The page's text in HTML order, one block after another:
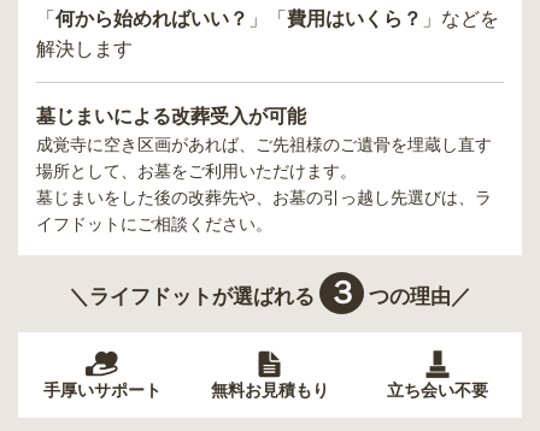
「 何から始めればいい？ 」「 費用はいくら？ 」などを
解決します
墓じまいによる改葬受入が可能
成覚寺に空き区画があれば、ご先祖様のご遺骨を埋蔵し直す
場所として、お墓をご利用いただけます。
墓じまいをした後の改葬先や、お墓の引っ越し先選びは、ラ
イフドットにご相談ください。
＼ライフドットが選ばれる ３ つの理由／
手厚いサポート 無料お見積もり 立ち会い不要